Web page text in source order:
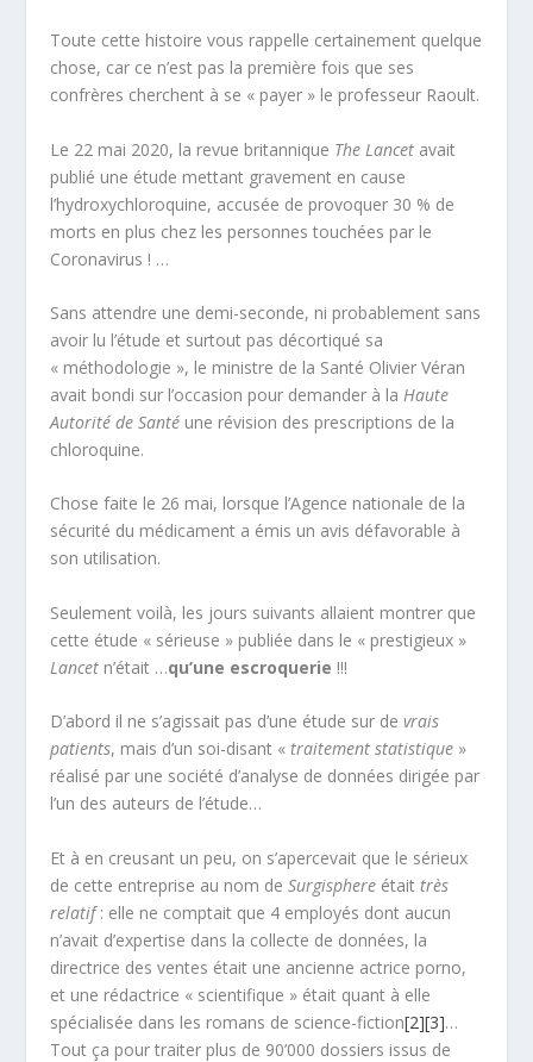
Toute cette histoire vous rappelle certainement quelque
chose, car ce n’est pas la première fois que ses
confrères cherchent à se « payer » le professeur Raoult.
Le 22 mai 2020, la revue britannique The Lancet avait
publié une étude mettant gravement en cause
l’hydroxychloroquine, accusée de provoquer 30 % de
morts en plus chez les personnes touchées par le
Coronavirus ! …
Sans attendre une demi-seconde, ni probablement sans
avoir lu l’étude et surtout pas décortiqué sa
« méthodologie », le ministre de la Santé Olivier Véran
avait bondi sur l’occasion pour demander à laHaute
Autorité de Santé une révision des prescriptions de la
chloroquine.
Chose faite le 26 mai, lorsque l’Agence nationale de la
sécurité du médicament a émis un avis défavorable à
son utilisation.
Seulement voilà, les jours suivants allaient montrer que
cette étude « sérieuse » publiée dans le « prestigieux »
Lancet n’était …qu’une escroquerie !!!
D’abord il ne s’agissait pas d’une étude sur devrais
patients, mais d’un soi-disant «traitement statistique »
réalisé par une société d’analyse de données dirigée par
l’un des auteurs de l’étude…
Et à en creusant un peu, on s’apercevait que le sérieux
de cette entreprise au nom deSurgisphere étaittrès
relatif: elle ne comptait que 4 employés dont aucun
n’avait d’expertise dans la collecte de données, la
directrice des ventes était une ancienne actrice porno,
et une rédactrice « scientifique » était quant à elle
spécialisée dans les romans de science-fiction[2][3]…
Tout ça pour traiter plus de 90’000 dossiers issus de